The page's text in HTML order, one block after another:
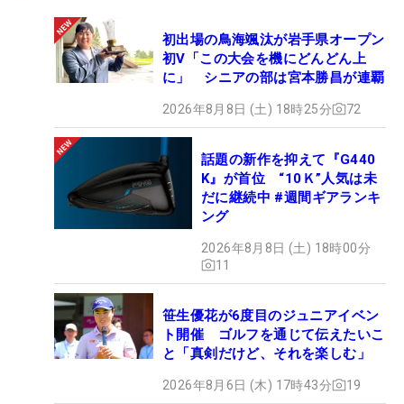
初出場の鳥海颯汰が岩手県オープン
初V「この大会を機にどんどん上
に」 シニアの部は宮本勝昌が連覇
2026年8月8日 (土) 18時25分 72
話題の新作を抑えて『G440
K』が首位 “10Ｋ”人気は未
だに継続中 #週間ギアランキ
ング
2026年8月8日 (土) 18時00分
11
笹生優花が6度目のジュニアイベン
ト開催 ゴルフを通じて伝えたいこ
と「真剣だけど、それを楽しむ」
2026年8月6日 (木) 17時43分 19